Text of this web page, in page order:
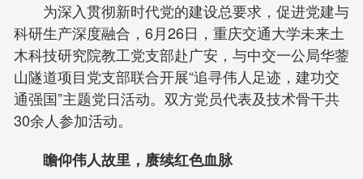
为深入贯彻新时代党的建设总要求，促进党建与
科研生产深度融合，6月26日，重庆交通大学未来土
木科技研究院教工党支部赴广安，与中交一公局华蓥
山隧道项目党支部联合开展“追寻伟人足迹，建功交
通强国”主题党日活动。双方党员代表及技术骨干共
30余人参加活动。
瞻仰伟人故里，赓续红色血脉